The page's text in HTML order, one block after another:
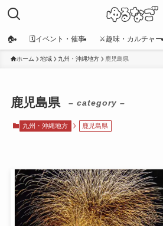
🏠 🗓️イベント・催事 ⚔️趣味・カルチャー
ホーム 地域 九州・沖縄地方 鹿児島県
鹿児島県 – category –
九州・沖縄地方 鹿児島県